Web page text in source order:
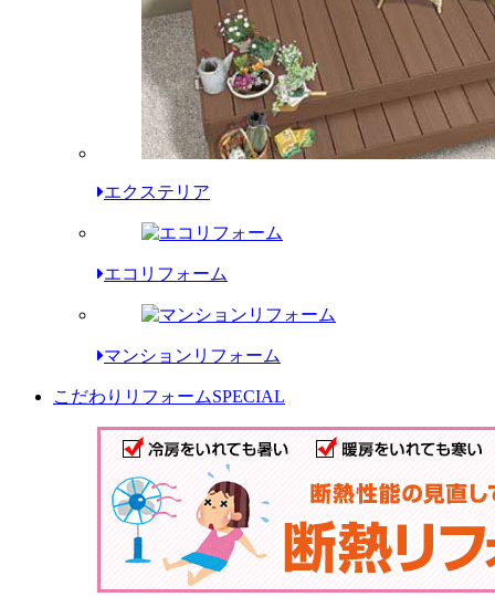
エクステリア
エコリフォーム
マンションリフォーム
こだわりリフォームSPECIAL